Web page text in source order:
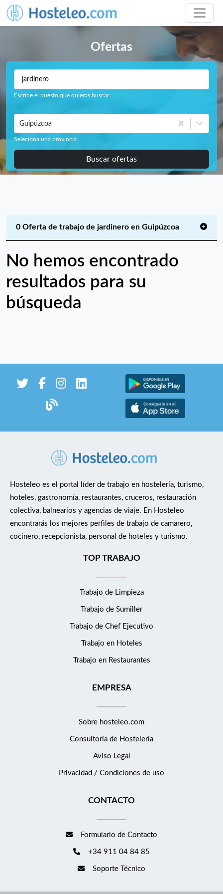
Ofertas
Escribe el puesto que quieras buscar
Guipúzcoa
Seleciona una provincia
Buscar ofertas
0 Oferta de trabajo de jardinero en Guipúzcoa
No hemos encontrado
resultados para su
búsqueda
Hosteleo es el portal líder de trabajo en hostelería, turismo,
hoteles, gastronomía, restaurantes, cruceros, restauración
colectiva, balnearios y agencias de viaje. En Hosteleo
encontrarás los mejores perfiles de trabajo de camarero,
cocinero, recepcionista, personal de hoteles y turismo.
TOP TRABAJO
Trabajo de Limpieza
Trabajo de Sumiller
Trabajo de Chef Ejecutivo
Trabajo en Hoteles
Trabajo en Restaurantes
EMPRESA
Sobre hosteleo.com
Consultoría de Hostelería
Aviso Legal
Privacidad / Condiciones de uso
CONTACTO
Formulario de Contacto
+34 911 04 84 85
Soporte Técnico